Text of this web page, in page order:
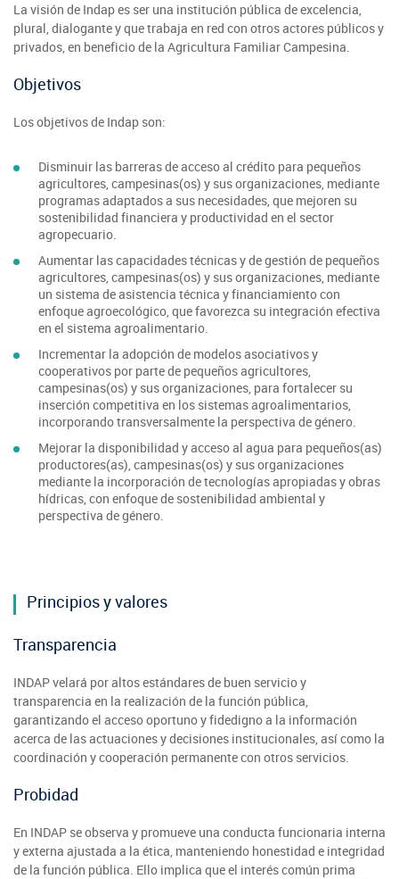
La visión de Indap es ser una institución pública de excelencia,
plural, dialogante y que trabaja en red con otros actores públicos y
privados, en beneficio de la Agricultura Familiar Campesina.
Objetivos
Los objetivos de Indap son:
Disminuir las barreras de acceso al crédito para pequeños
agricultores, campesinas(os) y sus organizaciones, mediante
programas adaptados a sus necesidades, que mejoren su
sostenibilidad financiera y productividad en el sector
agropecuario.
Aumentar las capacidades técnicas y de gestión de pequeños
agricultores, campesinas(os) y sus organizaciones, mediante
un sistema de asistencia técnica y financiamiento con
enfoque agroecológico, que favorezca su integración efectiva
en el sistema agroalimentario.
Incrementar la adopción de modelos asociativos y
cooperativos por parte de pequeños agricultores,
campesinas(os) y sus organizaciones, para fortalecer su
inserción competitiva en los sistemas agroalimentarios,
incorporando transversalmente la perspectiva de género.
Mejorar la disponibilidad y acceso al agua para pequeños(as)
productores(as), campesinas(os) y sus organizaciones
mediante la incorporación de tecnologías apropiadas y obras
hídricas, con enfoque de sostenibilidad ambiental y
perspectiva de género.
Principios y valores
Transparencia
INDAP velará por altos estándares de buen servicio y
transparencia en la realización de la función pública,
garantizando el acceso oportuno y fidedigno a la información
acerca de las actuaciones y decisiones institucionales, así como la
coordinación y cooperación permanente con otros servicios.
Probidad
En INDAP se observa y promueve una conducta funcionaria interna
y externa ajustada a la ética, manteniendo honestidad e integridad
de la función pública. Ello implica que el interés común prima